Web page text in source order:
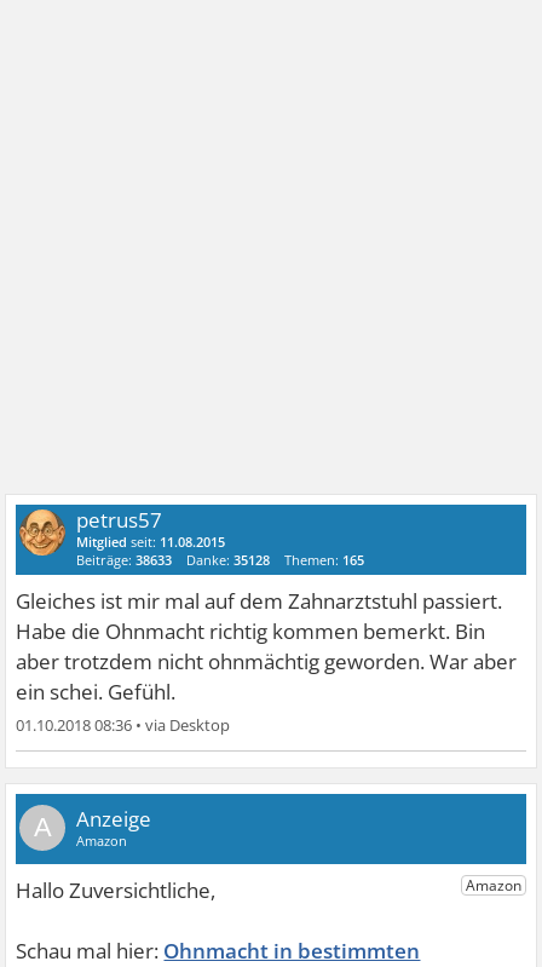
petrus57
Mitglied seit: 11.08.2015
Beiträge:38633 Danke:35128 Themen: 165
Gleiches ist mir mal auf dem Zahnarztstuhl passiert.
Habe die Ohnmacht richtig kommen bemerkt. Bin
aber trotzdem nicht ohnmächtig geworden. War aber
ein schei. Gefühl.
01.10.2018 08:36 •
A
Ohnmacht in bestimmten